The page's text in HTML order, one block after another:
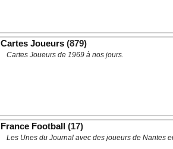
Cartes Joueurs (879)
Cartes Joueurs de 1969 à nos jours.
France Football (17)
Les Unes du Journal avec des joueurs de Nantes